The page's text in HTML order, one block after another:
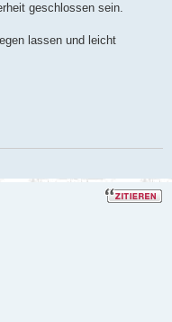
geschlossen sein.
lassen und leicht